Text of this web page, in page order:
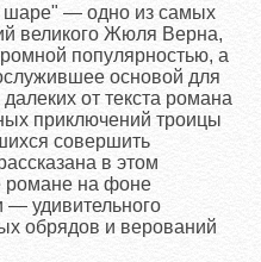
шаре" — одно из самых
великого Жюля Верна,
популярностью, а
основой для
от текста романа
приключений троицы
совершить
в этом
романе на фоне
— удивительного
обрядов и верований